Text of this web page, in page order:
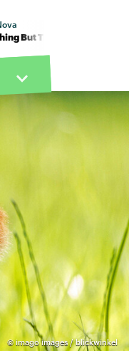
· "Evolution" von
©imago images / blickwinkel